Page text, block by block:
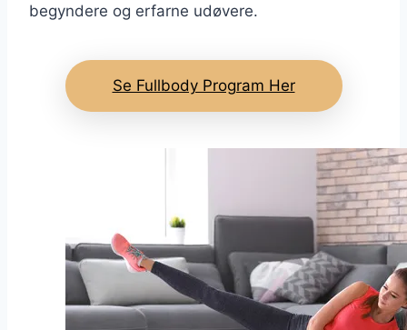
begyndere og erfarne udøvere.
Se Fullbody Program Her